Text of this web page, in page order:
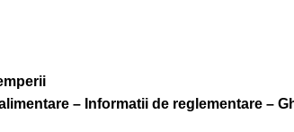
– Informatii de reglementare –